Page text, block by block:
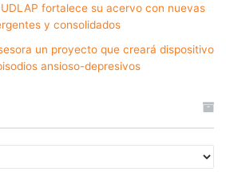
fortalece su acervo con nuevas
y consolidados
un proyecto que creará dispositivo
ansioso-depresivos